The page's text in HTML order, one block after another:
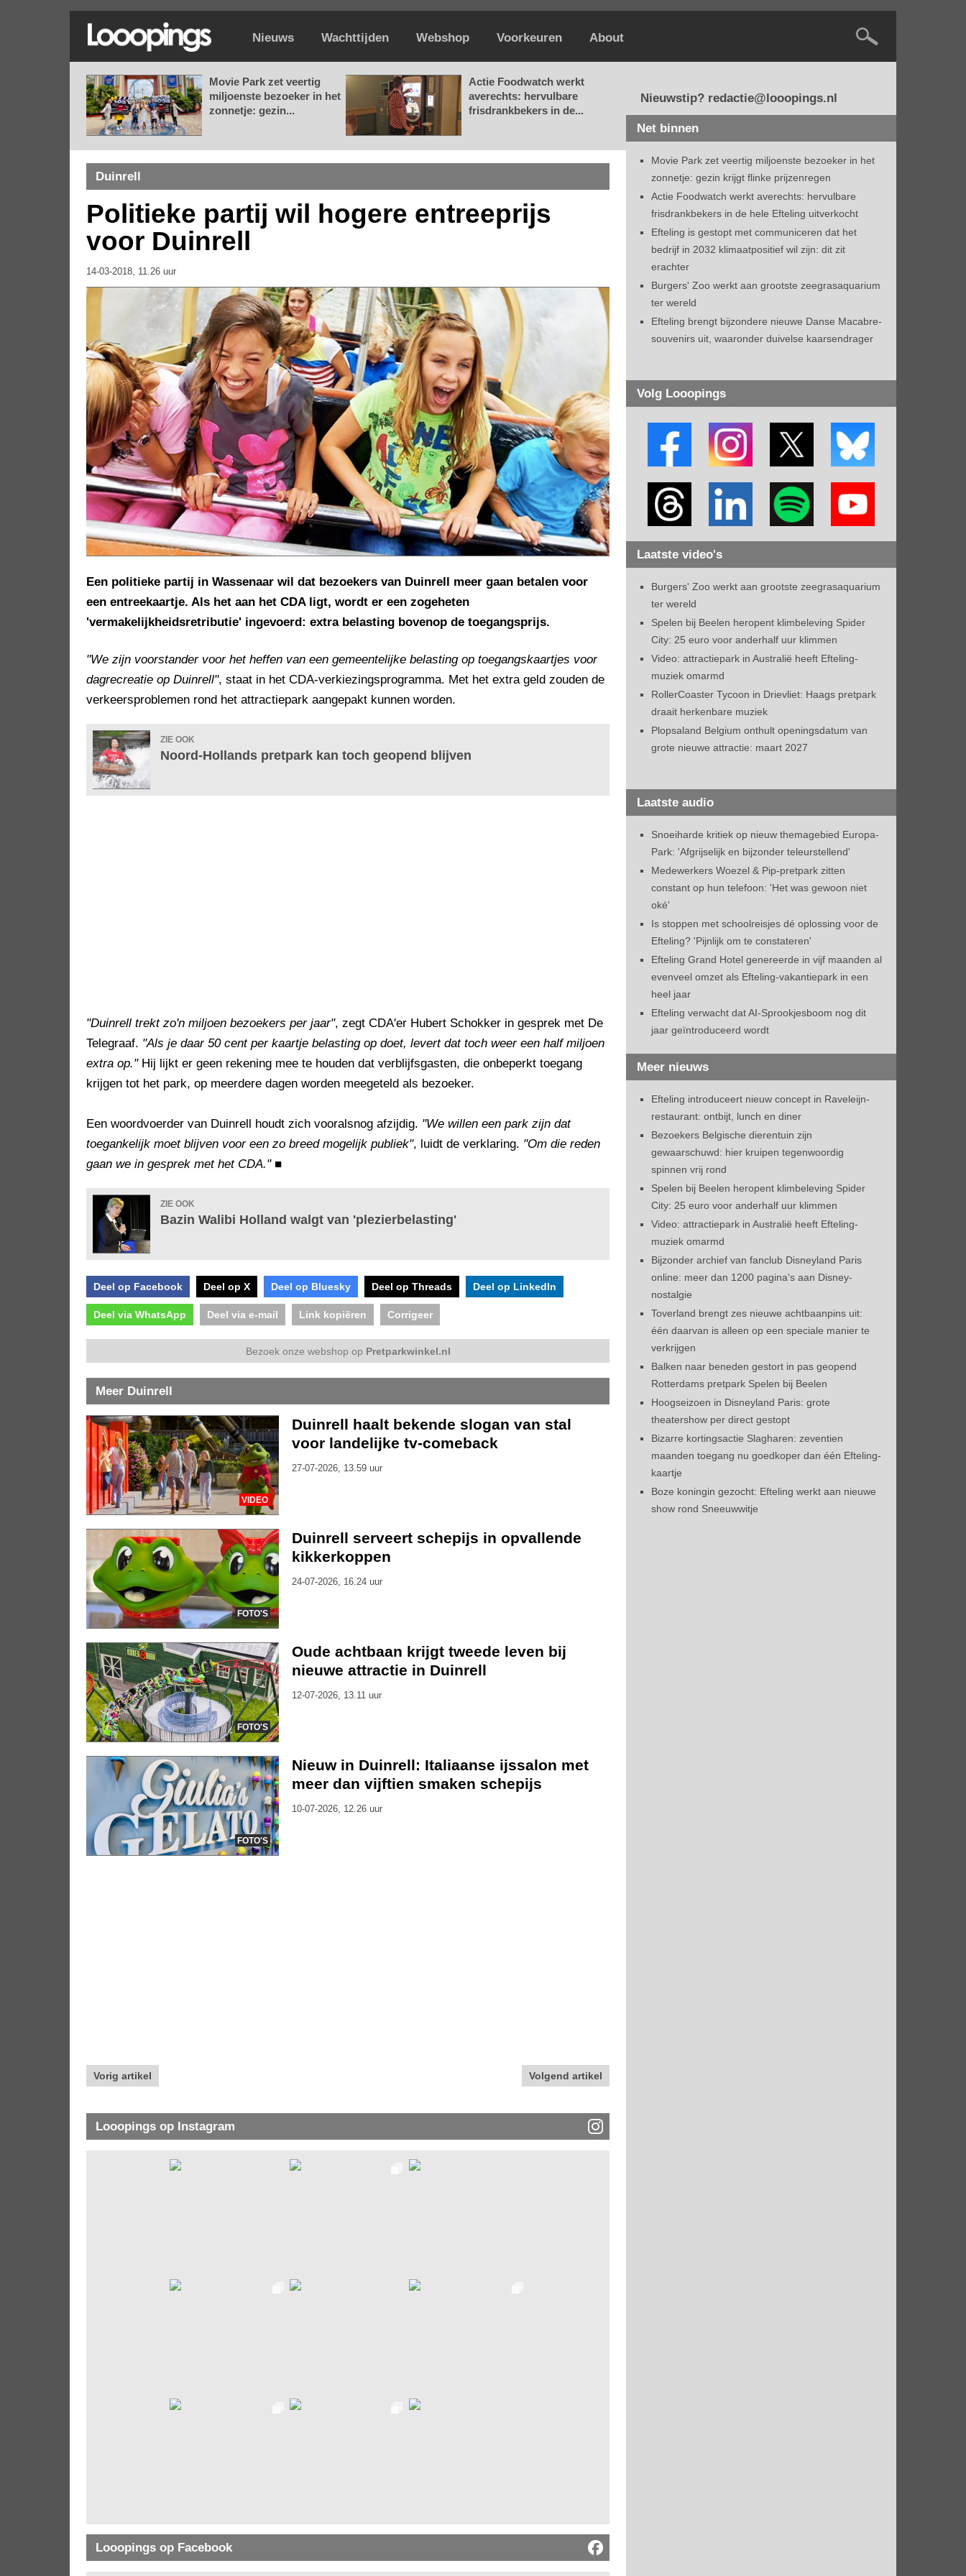
Nieuws Wachttijden Webshop Voorkeuren About
Movie Park zet veertig
miljoenste bezoeker in het
zonnetje: gezin...
Actie Foodwatch werkt
averechts: hervulbare
frisdrankbekers in de...
Duinrell
Politieke partij wil hogere entreeprijs
voor Duinrell
14-03-2018, 11.26 uur
Een politieke partij in Wassenaar wil dat bezoekers van Duinrell meer gaan betalen voor
een entreekaartje. Als het aan het CDA ligt, wordt er een zogeheten
'vermakelijkheidsretributie' ingevoerd: extra belasting bovenop de toegangsprijs.
"We zijn voorstander voor het heffen van een gemeentelijke belasting op toegangskaartjes voor
dagrecreatie op Duinrell", staat in het CDA-verkiezingsprogramma. Met het extra geld zouden de
verkeersproblemen rond het attractiepark aangepakt kunnen worden.
ZIE OOK
Noord-Hollands pretpark kan toch geopend blijven
"Duinrell trekt zo'n miljoen bezoekers per jaar", zegt CDA'er Hubert Schokker in gesprek met De
Telegraaf. "Als je daar 50 cent per kaartje belasting op doet, levert dat toch weer een half miljoen
extra op."Hij lijkt er geen rekening mee te houden dat verblijfsgasten, die onbeperkt toegang
krijgen tot het park, op meerdere dagen worden meegeteld als bezoeker.
Een woordvoerder van Duinrell houdt zich vooralsnog afzijdig. "We willen een park zijn dat
toegankelijk moet blijven voor een zo breed mogelijk publiek", luidt de verklaring. "Om die reden
gaan we in gesprek met het CDA." ■
ZIE OOK
Bazin Walibi Holland walgt van 'plezierbelasting'
Deel op Facebook Deel op X Deel op Bluesky Deel op Threads Deel op LinkedIn
Deel via WhatsApp Deel via e-mail Link kopiëren Corrigeer
Bezoek onze webshop op Pretparkwinkel.nl
Meer Duinrell
VIDEO
Duinrell haalt bekende slogan van stal
voor landelijke tv-comeback
27-07-2026, 13.59 uur
FOTO'S
Duinrell serveert schepijs in opvallende
kikkerkoppen
24-07-2026, 16.24 uur
FOTO'S
Oude achtbaan krijgt tweede leven bij
nieuwe attractie in Duinrell
12-07-2026, 13.11 uur
FOTO'S
Nieuw in Duinrell: Italiaanse ijssalon met
meer dan vijftien smaken schepijs
10-07-2026, 12.26 uur
Vorig artikel Volgend artikel
Looopings op Instagram
Looopings op Facebook
Nieuwstip? redactie@looopings.nl
Net binnen
Movie Park zet veertig miljoenste bezoeker in het
zonnetje: gezin krijgt flinke prijzenregen
Actie Foodwatch werkt averechts: hervulbare
frisdrankbekers in de hele Efteling uitverkocht
Efteling is gestopt met communiceren dat het
bedrijf in 2032 klimaatpositief wil zijn: dit zit
erachter
Burgers' Zoo werkt aan grootste zeegrasaquarium
ter wereld
Efteling brengt bijzondere nieuwe Danse Macabre-
souvenirs uit, waaronder duivelse kaarsendrager
Volg Looopings
Laatste video's
Burgers' Zoo werkt aan grootste zeegrasaquarium
ter wereld
Spelen bij Beelen heropent klimbeleving Spider
City: 25 euro voor anderhalf uur klimmen
Video: attractiepark in Australië heeft Efteling-
muziek omarmd
RollerCoaster Tycoon in Drievliet: Haags pretpark
draait herkenbare muziek
Plopsaland Belgium onthult openingsdatum van
grote nieuwe attractie: maart 2027
Laatste audio
Snoeiharde kritiek op nieuw themagebied Europa-
Park: 'Afgrijselijk en bijzonder teleurstellend'
Medewerkers Woezel & Pip-pretpark zitten
constant op hun telefoon: 'Het was gewoon niet
oké'
Is stoppen met schoolreisjes dé oplossing voor de
Efteling? 'Pijnlijk om te constateren'
Efteling Grand Hotel genereerde in vijf maanden al
evenveel omzet als Efteling-vakantiepark in een
heel jaar
Efteling verwacht dat AI-Sprookjesboom nog dit
jaar geïntroduceerd wordt
Meer nieuws
Efteling introduceert nieuw concept in Raveleijn-
restaurant: ontbijt, lunch en diner
Bezoekers Belgische dierentuin zijn
gewaarschuwd: hier kruipen tegenwoordig
spinnen vrij rond
Spelen bij Beelen heropent klimbeleving Spider
City: 25 euro voor anderhalf uur klimmen
Video: attractiepark in Australië heeft Efteling-
muziek omarmd
Bijzonder archief van fanclub Disneyland Paris
online: meer dan 1200 pagina's aan Disney-
nostalgie
Toverland brengt zes nieuwe achtbaanpins uit:
één daarvan is alleen op een speciale manier te
verkrijgen
Balken naar beneden gestort in pas geopend
Rotterdams pretpark Spelen bij Beelen
Hoogseizoen in Disneyland Paris: grote
theatershow per direct gestopt
Bizarre kortingsactie Slagharen: zeventien
maanden toegang nu goedkoper dan één Efteling-
kaartje
Boze koningin gezocht: Efteling werkt aan nieuwe
show rond Sneeuwwitje